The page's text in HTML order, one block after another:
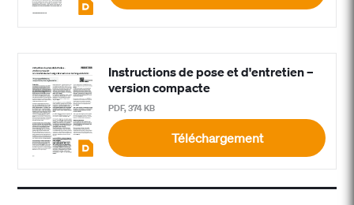
Instructions de pose et d'entretien –
version compacte
PDF, 374 KB
Téléchargement